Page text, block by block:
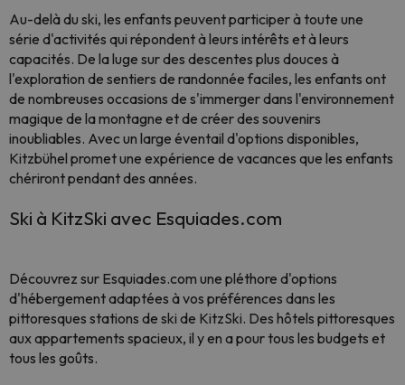
Au-delà du ski, les enfants peuvent participer à toute une
série d'activités qui répondent à leurs intérêts et à leurs
capacités. De la luge sur des descentes plus douces à
l'exploration de sentiers de randonnée faciles, les enfants ont
de nombreuses occasions de s'immerger dans l'environnement
magique de la montagne et de créer des souvenirs
inoubliables. Avec un large éventail d'options disponibles,
Kitzbühel promet une expérience de vacances que les enfants
chériront pendant des années.
Ski à KitzSki avec Esquiades.com
Découvrez sur Esquiades.com une pléthore d'options
d'hébergement adaptées à vos préférences dans les
pittoresques stations de ski de KitzSki. Des hôtels pittoresques
aux appartements spacieux, il y en a pour tous les budgets et
tous les goûts.